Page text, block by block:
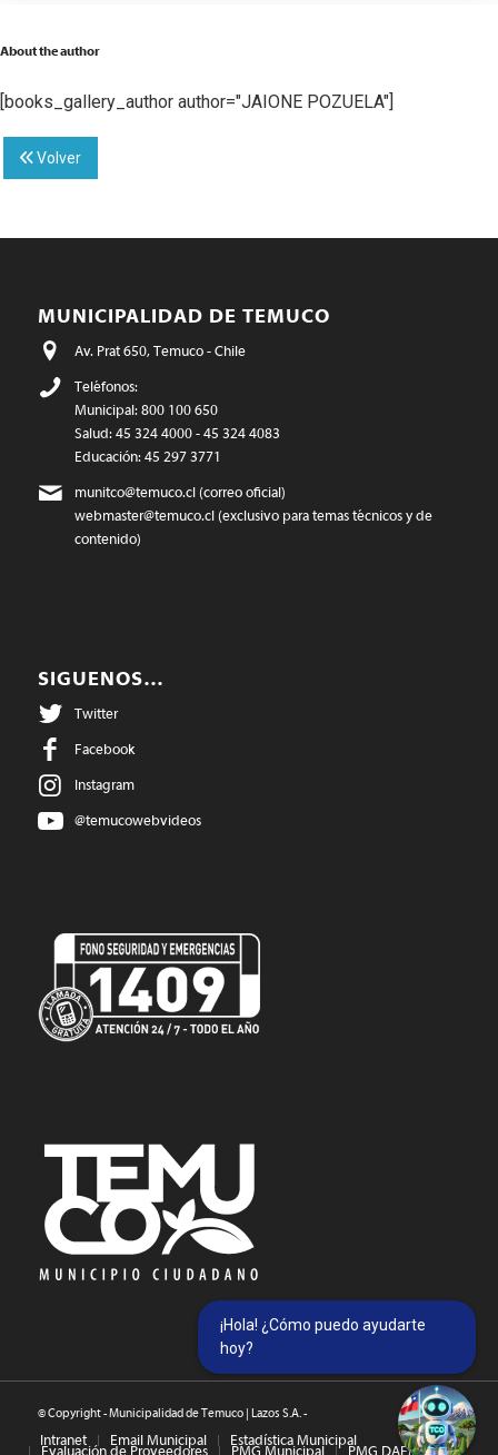
About the author
[books_gallery_author author="JAIONE POZUELA"]
Volver
MUNICIPALIDAD DE TEMUCO
Av. Prat 650, Temuco - Chile
Teléfonos:
Municipal: 800 100 650
Salud: 45 324 4000 - 45 324 4083
Educación: 45 297 3771
munitco@temuco.cl(correo oficial)
webmaster@temuco.cl(exclusivo para temas técnicos y de
contenido)
SIGUENOS…
Twitter
Facebook
Instagram
@temucowebvideos
© Copyright - Municipalidad de Temuco | Lazos S.A. -
Intranet Email Municipal Estadística Municipal
Evaluación de Proveedores PMG Municipal PMG DAEM
¡Hola! ¿Cómo puedo ayudarte
hoy?